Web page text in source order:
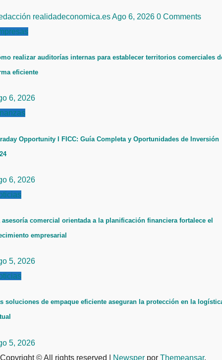
realidadeconomica.esAgo 6, 2026 0 Comments
realizar auditorías internas para establecer territorios comerciales
eficiente
6, 2026
Opportunity I FICC: Guía Completa y Oportunidades de Inversión
6, 2026
asesoría comercial orientada a la planificación financiera fortalece el
empresarial
5, 2026
soluciones de empaque eficiente aseguran la protección en la
5, 2026
Copyright © All rights reserved
Newsper por Themeansar.